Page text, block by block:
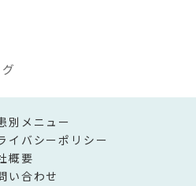
別メニュー
イバシーポリシー
概要
い合わせ